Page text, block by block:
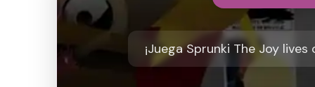
¡Juega Sprunki The Joy